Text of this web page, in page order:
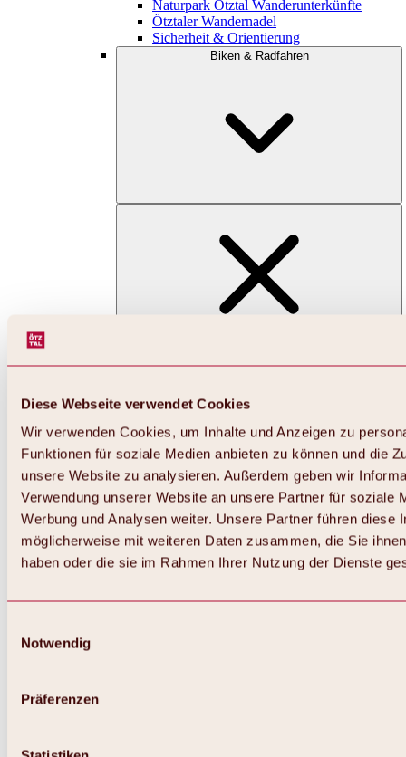
Diese Webseite verwendet Cookies
Wir verwenden Cookies, um Inhalte und Anzeigen zu
Funktionen für soziale Medien anbieten zu können und die
unsere Website zu analysieren. Außerdem geben wir
Verwendung unserer Website an unsere Partner für soziale
Werbung und Analysen weiter. Unsere Partner führen diese
möglicherweise mit weiteren Daten zusammen, die Sie
haben oder die sie im Rahmen Ihrer Nutzung der Dienste
Notwendig
Präferenzen
Naturpark Ötztal Wanderunterkünfte
Ötztaler Wandernadel
Sicherheit & Orientierung
Biken & Radfahren